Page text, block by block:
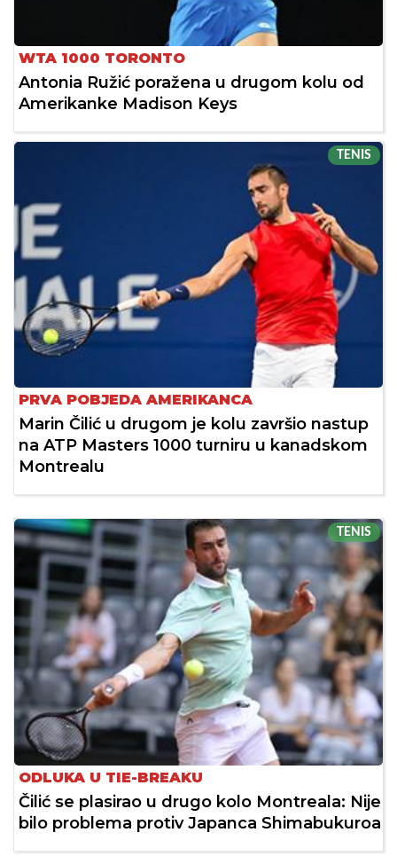
WTA 1000 TORONTO
Antonia Ružić poražena u drugom kolu od
Amerikanke Madison Keys
TENIS
PRVA POBJEDA AMERIKANCA
Marin Čilić u drugom je kolu završio nastup
na ATP Masters 1000 turniru u kanadskom
Montrealu
TENIS
ODLUKA U TIE-BREAKU
Čilić se plasirao u drugo kolo Montreala: Nije
bilo problema protiv Japanca Shimabukuroa